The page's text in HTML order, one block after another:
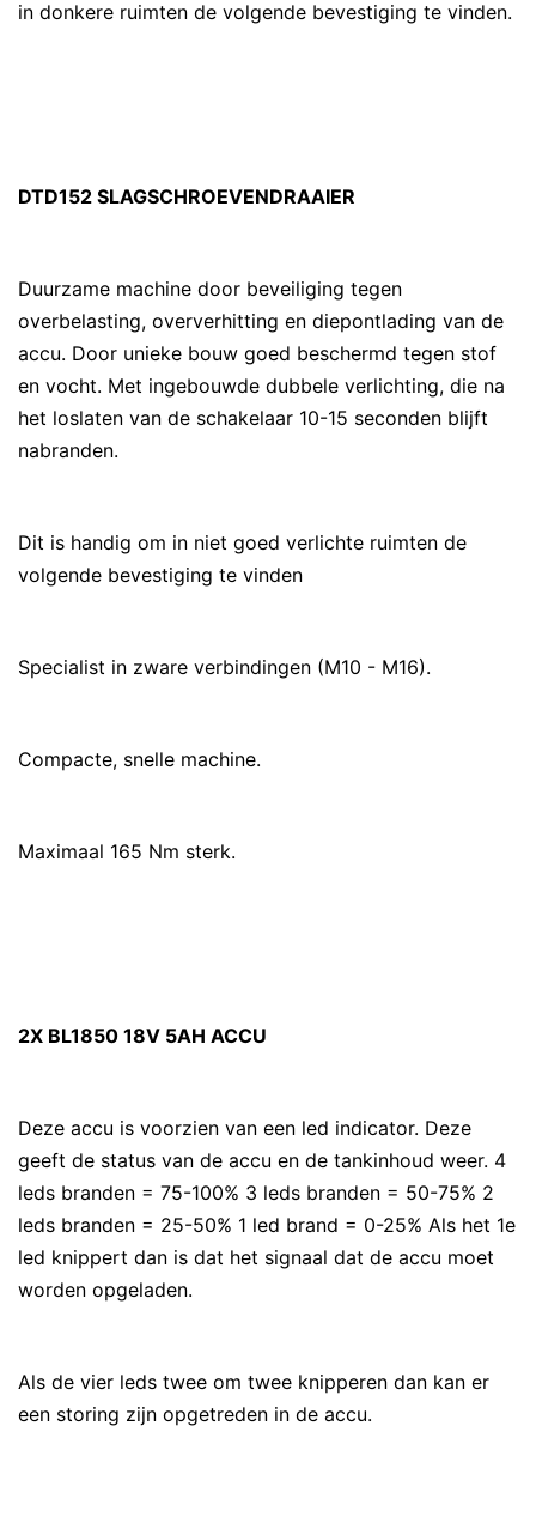
in donkere ruimten de volgende bevestiging te vinden.
DTD152 SLAGSCHROEVENDRAAIER
Duurzame machine door beveiliging tegen
overbelasting, oververhitting en diepontlading van de
accu. Door unieke bouw goed beschermd tegen stof
en vocht. Met ingebouwde dubbele verlichting, die na
het loslaten van de schakelaar 10-15 seconden blijft
nabranden.
Dit is handig om in niet goed verlichte ruimten de
volgende bevestiging te vinden
Specialist in zware verbindingen (M10 - M16).
Compacte, snelle machine.
Maximaal 165 Nm sterk.
2X BL1850 18V 5AH ACCU
Deze accu is voorzien van een led indicator. Deze
geeft de status van de accu en de tankinhoud weer. 4
leds branden = 75-100% 3 leds branden = 50-75% 2
leds branden = 25-50% 1 led brand = 0-25% Als het 1e
led knippert dan is dat het signaal dat de accu moet
worden opgeladen.
Als de vier leds twee om twee knipperen dan kan er
een storing zijn opgetreden in de accu.